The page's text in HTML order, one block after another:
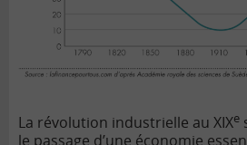
La révolution industrielle au XIXe
le passage d’une économie